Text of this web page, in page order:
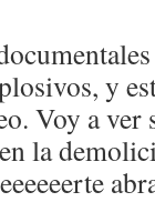
y
Voy a ver
la